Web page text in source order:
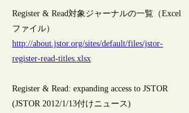
Register & Read対象ジャーナルの一覧（Excel
ファイル）
http://about.jstor.org/sites/default/files/jstor-
register-read-titles.xlsx
Register & Read: expanding access to JSTOR
(JSTOR 2012/1/13付けニュース)